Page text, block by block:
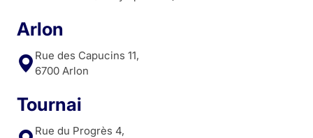
Arlon
Rue des Capucins 11,
6700 Arlon
Tournai
Rue du Progrès 4,